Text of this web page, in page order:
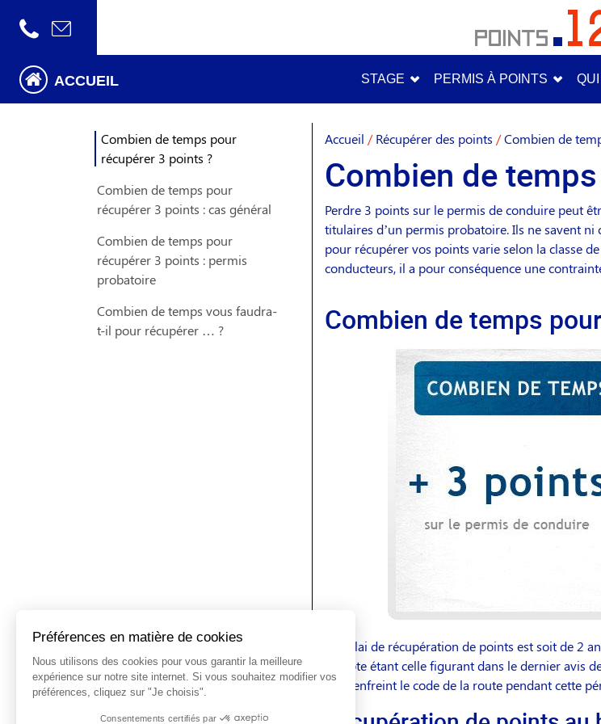
ACCUEIL STAGE PERMIS À POINTS
Combien de temps pour
récupérer 3 points ?
Combien de temps pour
récupérer 3 points : cas général
Combien de temps pour
récupérer 3 points : permis
probatoire
Combien de temps vous faudra-
t-il pour récupérer … ?
Accueil / Récupérer des points /Combien de
Combien de
Perdre 3 points sur le permis de conduire peut
titulaires d’un permis probatoire. Ils ne savent
pour récupérer vos points varie selon la classe
conducteurs, il a pour conséquence une
Combien de temps
Le délai de récupération de points est soit de 2
compte étant celle figurant dans le dernier avis
avez enfreint le code de la route pendant cette